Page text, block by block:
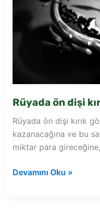
Rüyada ön dişi
Rüyada ön dişi kırık
kazanacağına ve bu
miktar para gireceğine,
Rüyada
Devamını Oku »